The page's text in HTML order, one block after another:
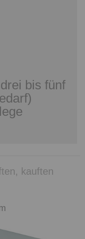
bis fünf
kauften